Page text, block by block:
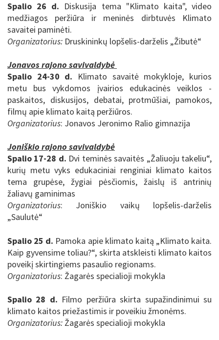
Spalio 26 d. Diskusija tema "Klimato kaita", video
medžiagos peržiūra ir meninės dirbtuvės Klimato
savaitei paminėti.
Organizatorius: Druskininkų lopšelis-darželis „Žibutė“
Jonavos rajono savivaldybė
Spalio 24-30 d. Klimato savaitė mokykloje, kurios
metu bus vykdomos įvairios edukacinės veiklos -
paskaitos, diskusijos, debatai, protmūšiai, pamokos,
filmų apie klimato kaitą peržiūros.
Organizatorius: Jonavos Jeronimo Ralio gimnazija
Joniškio rajono savivaldybė
Spalio 17-28 d. Dvi teminės savaitės „Žaliuoju takeliu“,
kurių metu vyks edukaciniai renginiai klimato kaitos
tema grupėse, žygiai pėsčiomis, žaislų iš antrinių
žaliavų gaminimas
Organizatorius: Joniškio vaikų lopšelis-darželis
„Saulutė“
Spalio 25 d. Pamoka apie klimato kaitą „Klimato kaita.
Kaip gyvensime toliau?“, skirta atskleisti klimato kaitos
poveikį skirtingiems pasaulio regionams.
Organizatorius: Žagarės specialioji mokykla
Spalio 28 d. Filmo peržiūra skirta supažindinimui su
klimato kaitos priežastimis ir poveikiu žmonėms.
Organizatorius:Žagarės specialioji mokykla